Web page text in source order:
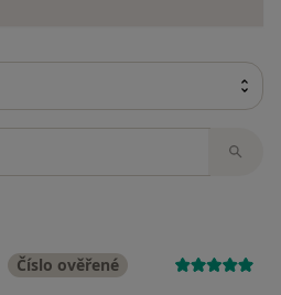
Číslo ověřené